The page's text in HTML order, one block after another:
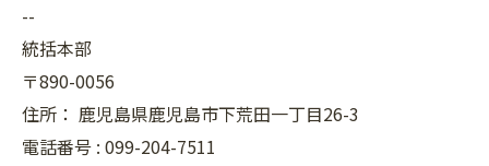
--
統括本部
〒890-0056
住所： 鹿児島県鹿児島市下荒田一丁目26-3
電話番号 : 099-204-7511